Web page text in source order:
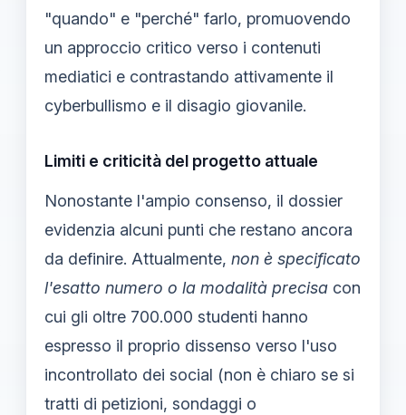
"quando" e "perché" farlo, promuovendo
un approccio critico verso i contenuti
mediatici e contrastando attivamente il
cyberbullismo e il disagio giovanile.
Limiti e criticità del progetto attuale
Nonostante l'ampio consenso, il dossier
evidenzia alcuni punti che restano ancora
da definire. Attualmente, non è specificato
l'esatto numero o la modalità precisa con
cui gli oltre 700.000 studenti hanno
espresso il proprio dissenso verso l'uso
incontrollato dei social (non è chiaro se si
tratti di petizioni, sondaggi o